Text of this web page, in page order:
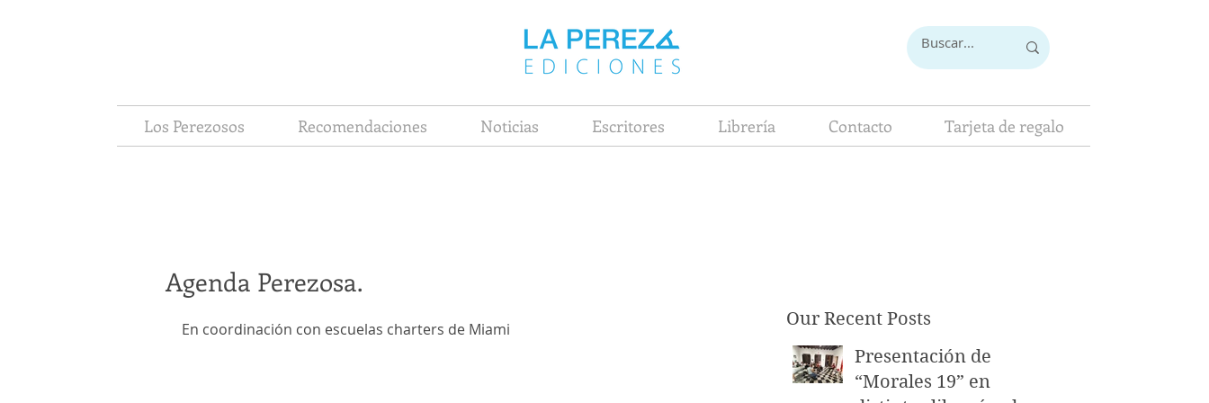
Los Perezosos Recomendaciones Noticias Escritores Librería Contacto Tarjeta de regalo
Our Recent Posts
Presentación de
“Morales 19” en
Agenda Perezosa.
En coordinación con escuelas charters de Miami